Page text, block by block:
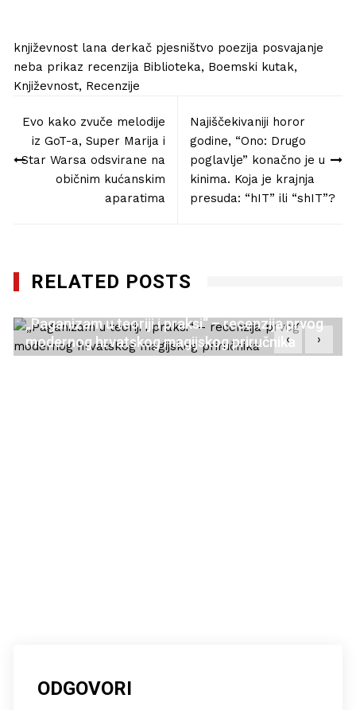
književnost lana derkač pjesništvo poezija posvajanje
neba prikaz recenzija Biblioteka, Boemski kutak,
Književnost, Recenzije
objava
Evo kako zvuče melodije
iz GoT-a, Super Marija i
Star Warsa odsvirane na
običnim kućanskim
aparatima
Najiščekivaniji horor
godine, “Ono: Drugo
poglavlje” konačno je u
kinima. Koja je krajnja
presuda: “hIT” ili “shIT”?
RELATED POSTS
„Paganizam u teoriji i praksi“ – recenzija prvog
modernog hrvatskog magijskog priručnika
‹ ›
ODGOVORI